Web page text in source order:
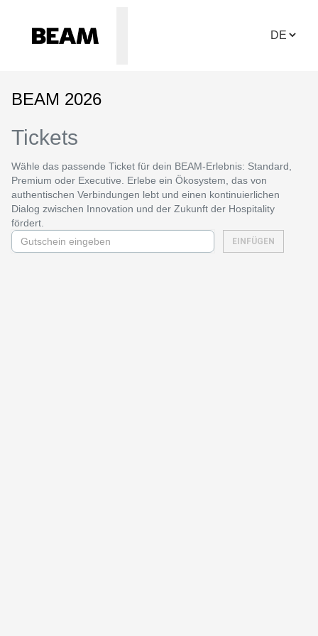
BEAM 2026
Tickets
Wähle das passende Ticket für dein BEAM-Erlebnis: Standard,
Premium oder Executive. Erlebe ein Ökosystem, das von
authentischen Verbindungen lebt und einen kontinuierlichen
Dialog zwischen Innovation und der Zukunft der Hospitality
fördert.
EINFÜGEN